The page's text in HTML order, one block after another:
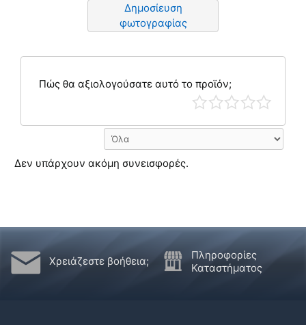
Δημοσίευση
φωτογραφίας
Πώς θα αξιολογούσατε αυτό το προϊόν;
Δεν υπάρχουν ακόμη συνεισφορές.
Χρειάζεστε βοήθεια;
Πληροφορίες
Καταστήματος